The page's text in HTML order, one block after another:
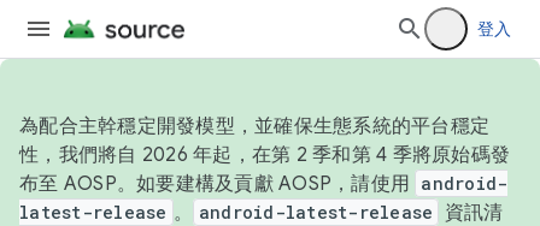
登入
為配合主幹穩定開發模型，並確保生態系統的平台穩定
性，我們將自 2026 年起，在第 2 季和第 4 季將原始碼發
布至 AOSP。如要建構及貢獻 AOSP，請使用 android-
latest-release 。 android-latest-release
資訊清